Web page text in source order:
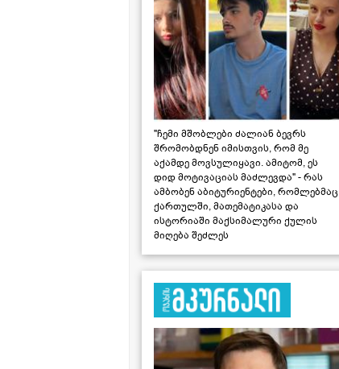
"ჩემი მშობლები ძალიან ბევრს
შრომობდნენ იმისთვის, რომ მე
აქამდე მოვსულიყავი. ამიტომ, ეს
დიდ მოტივაციას მაძლევდა" - რას
ამბობენ აბიტურიენტები, რომლებმაც
ქართულში, მათემატიკასა და
ისტორიაში მაქსიმალური ქულის
მიღება შეძლეს